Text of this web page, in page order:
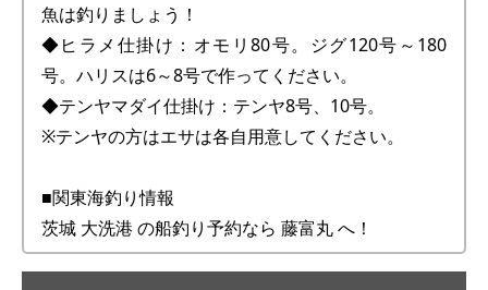
魚は釣りましょう！
◆ヒラメ仕掛け：オモリ80号。ジグ120号～180
号。ハリスは6～8号で作ってください。
◆テンヤマダイ仕掛け：テンヤ8号、10号。
※テンヤの方はエサは各自用意してください。
■関東海釣り情報
茨城 大洗港 の船釣り予約なら 藤富丸 へ！